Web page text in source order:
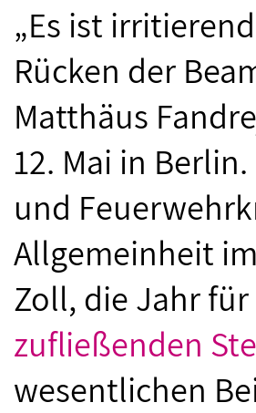
„Es ist
Rücken der
Matthäus
12. Mai in
und
Allgemeinheit
Zoll, die Jahr
zufließenden
wesentlichen